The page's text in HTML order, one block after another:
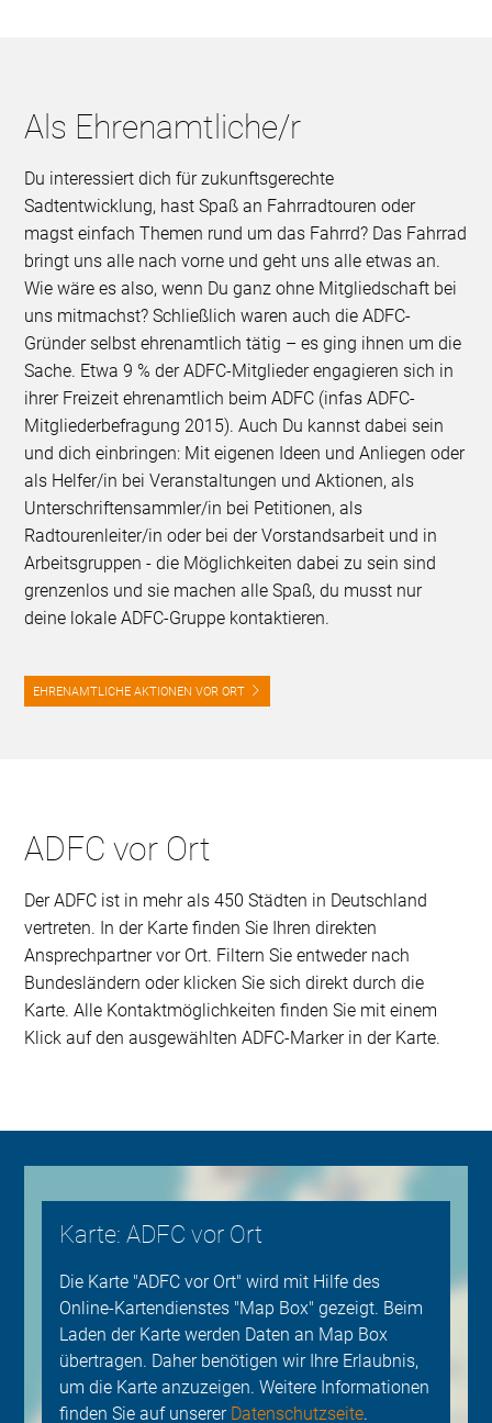
Als Ehrenamtliche/r
Du interessiert dich für zukunftsgerechte
Sadtentwicklung, hast Spaß an Fahrradtouren oder
magst einfach Themen rund um das Fahrrd? Das Fahrrad
bringt uns alle nach vorne und geht uns alle etwas an.
Wie wäre es also, wenn Du ganz ohne Mitgliedschaft bei
uns mitmachst? Schließlich waren auch die ADFC-
Gründer selbst ehrenamtlich tätig – es ging ihnen um die
Sache. Etwa 9 % der ADFC-Mitglieder engagieren sich in
ihrer Freizeit ehrenamtlich beim ADFC (infas ADFC-
Mitgliederbefragung 2015). Auch Du kannst dabei sein
und dich einbringen: Mit eigenen Ideen und Anliegen oder
als Helfer/in bei Veranstaltungen und Aktionen, als
Unterschriftensammler/in bei Petitionen, als
Radtourenleiter/in oder bei der Vorstandsarbeit und in
Arbeitsgruppen - die Möglichkeiten dabei zu sein sind
grenzenlos und sie machen alle Spaß, du musst nur
deine lokale ADFC-Gruppe kontaktieren.
EHRENAMTLICHE AKTIONEN VOR ORT
ADFC vor Ort
Der ADFC ist in mehr als 450 Städten in Deutschland
vertreten. In der Karte finden Sie Ihren direkten
Ansprechpartner vor Ort. Filtern Sie entweder nach
Bundesländern oder klicken Sie sich direkt durch die
Karte. Alle Kontaktmöglichkeiten finden Sie mit einem
Klick auf den ausgewählten ADFC-Marker in der Karte.
Karte: ADFC vor Ort
Die Karte "ADFC vor Ort" wird mit Hilfe des
Online-Kartendienstes "Map Box" gezeigt. Beim
Laden der Karte werden Daten an Map Box
übertragen. Daher benötigen wir Ihre Erlaubnis,
um die Karte anzuzeigen. Weitere Informationen
finden Sie auf unserer Datenschutzseite.